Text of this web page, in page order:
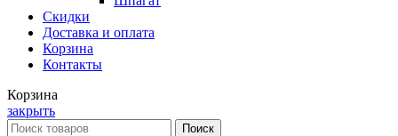
Скидки
Доставка и оплата
Корзина
Контакты
Корзина
закрыть
Поиск